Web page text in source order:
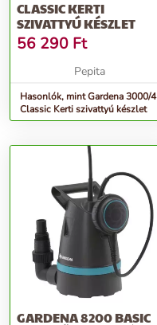
CLASSIC KERTI
SZIVATTYÚ KÉSZLET
56 290 Ft
Pepita
Hasonlók, mint Gardena 3000/4
Classic Kerti szivattyú készlet
GARDENA 8200 BASIC